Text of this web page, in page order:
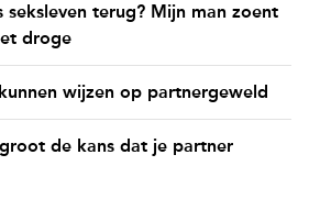
seksleven terug? Mijn man zoent
droge
wijzen op partnergeweld
de kans dat je partner